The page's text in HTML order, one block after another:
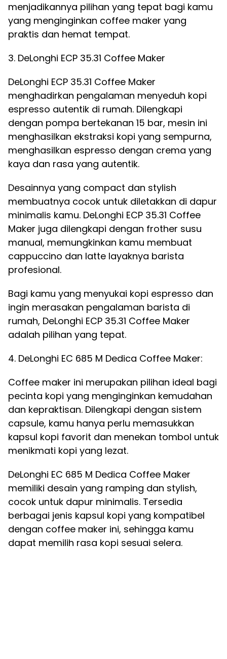
menjadikannya pilihan yang tepat bagi kamu
yang menginginkan coffee maker yang
praktis dan hemat tempat.
3. DeLonghi ECP 35.31 Coffee Maker
DeLonghi ECP 35.31 Coffee Maker
menghadirkan pengalaman menyeduh kopi
espresso autentik di rumah. Dilengkapi
dengan pompa bertekanan 15 bar, mesin ini
menghasilkan ekstraksi kopi yang sempurna,
menghasilkan espresso dengan crema yang
kaya dan rasa yang autentik.
Desainnya yang compact dan stylish
membuatnya cocok untuk diletakkan di dapur
minimalis kamu. DeLonghi ECP 35.31 Coffee
Maker juga dilengkapi dengan frother susu
manual, memungkinkan kamu membuat
cappuccino dan latte layaknya barista
profesional.
Bagi kamu yang menyukai kopi espresso dan
ingin merasakan pengalaman barista di
rumah, DeLonghi ECP 35.31 Coffee Maker
adalah pilihan yang tepat.
4. DeLonghi EC 685 M Dedica Coffee Maker:
Coffee maker ini merupakan pilihan ideal bagi
pecinta kopi yang menginginkan kemudahan
dan kepraktisan. Dilengkapi dengan sistem
capsule, kamu hanya perlu memasukkan
kapsul kopi favorit dan menekan tombol untuk
menikmati kopi yang lezat.
DeLonghi EC 685 M Dedica Coffee Maker
memiliki desain yang ramping dan stylish,
cocok untuk dapur minimalis. Tersedia
berbagai jenis kapsul kopi yang kompatibel
dengan coffee maker ini, sehingga kamu
dapat memilih rasa kopi sesuai selera.